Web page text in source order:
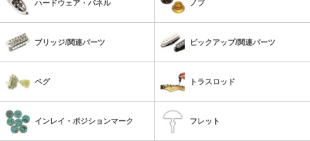
ハードウェア・パネル ノブ
ブリッジ/関連パーツ ピックアップ/関連パーツ
ペグ トラスロッド
インレイ・ポジションマーク フレット